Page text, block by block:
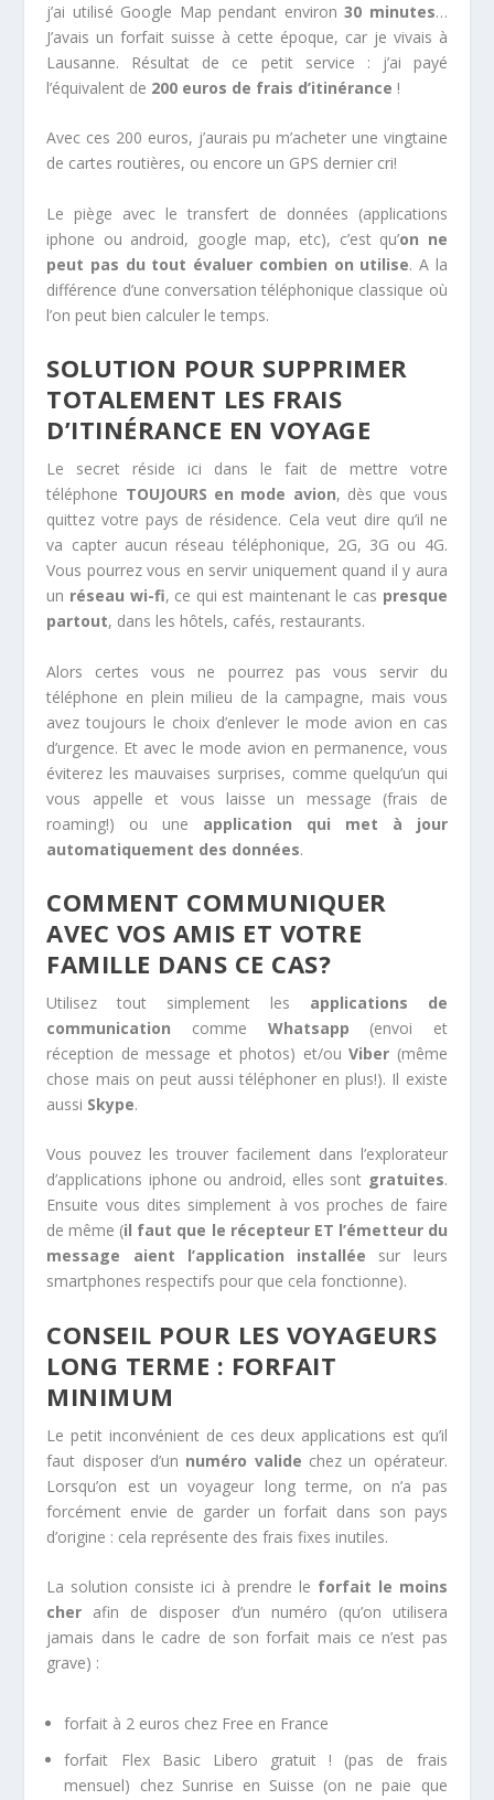
j’ai utilisé Google Map pendant environ30 minutes…
J’avais un forfait suisse à cette époque, car je vivais à
Lausanne. Résultat de ce petit service : j’ai payé
l’équivalent de 200 euros de frais d’itinérance !
Avec ces 200 euros, j’aurais pu m’acheter une vingtaine
de cartes routières, ou encore un GPS dernier cri!
Le piège avec le transfert de données (applications
iphone ou android, google map, etc), c’est qu’on ne
peut pas du tout évaluer combien on utilise. A la
différence d’une conversation téléphonique classique où
l’on peut bien calculer le temps.
SOLUTION POUR SUPPRIMER
TOTALEMENT LES FRAIS
D’ITINÉRANCE EN VOYAGE
Le secret réside ici dans le fait de mettre votre
téléphone TOUJOURS en mode avion, dès que vous
quittez votre pays de résidence. Cela veut dire qu’il ne
va capter aucun réseau téléphonique, 2G, 3G ou 4G.
Vous pourrez vous en servir uniquement quand il y aura
un réseau wi-fi, ce qui est maintenant le cas presque
partout, dans les hôtels, cafés, restaurants.
Alors certes vous ne pourrez pas vous servir du
téléphone en plein milieu de la campagne, mais vous
avez toujours le choix d’enlever le mode avion en cas
d’urgence. Et avec le mode avion en permanence, vous
éviterez les mauvaises surprises, comme quelqu’un qui
vous appelle et vous laisse un message (frais de
roaming!) ou une application qui met à jour
automatiquement des données.
COMMENT COMMUNIQUER
AVEC VOS AMIS ET VOTRE
FAMILLE DANS CE CAS?
Utilisez tout simplement les applications de
communication comme Whatsapp (envoi et
réception de message et photos) et/ouViber (même
chose mais on peut aussi téléphoner en plus!). Il existe
aussi Skype.
Vous pouvez les trouver facilement dans l’explorateur
d’applications iphone ou android, elles sont gratuites.
Ensuite vous dites simplement à vos proches de faire
de même (il faut que le récepteur ET l’émetteur du
message aient l’application installée sur leurs
smartphones respectifs pour que cela fonctionne).
CONSEIL POUR LES VOYAGEURS
LONG TERME : FORFAIT
MINIMUM
Le petit inconvénient de ces deux applications est qu’il
faut disposer d’un numéro valide chez un opérateur.
Lorsqu’on est un voyageur long terme, on n’a pas
forcément envie de garder un forfait dans son pays
d’origine : cela représente des frais fixes inutiles.
La solution consiste ici à prendre le forfait le moins
cher afin de disposer d’un numéro (qu’on utilisera
jamais dans le cadre de son forfait mais ce n’est pas
grave) :
forfait à 2 euros chez Free en France
forfait Flex Basic Libero gratuit ! (pas de frais
mensuel) chez Sunrise en Suisse (on ne paie que